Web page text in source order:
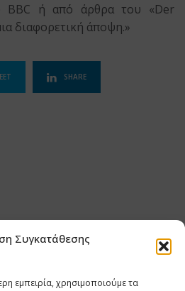
Συγκατάθεσης
εμπειρία, χρησιμοποιούμε τα
BBC ή από άρθρα του «Der
διαφορετική άποψη.»
SHARE